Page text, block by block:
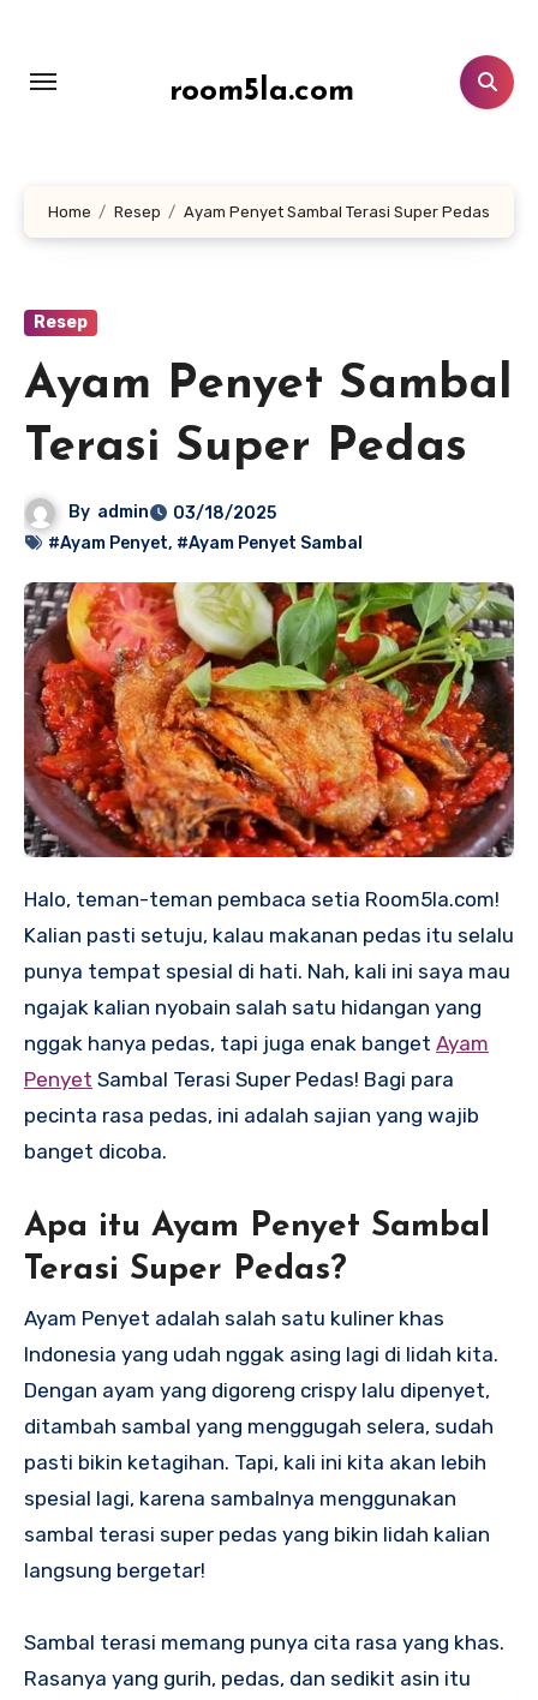
konten
room5la.com
Home Resep Ayam Penyet Sambal Terasi Super Pedas
Resep
Ayam Penyet Sambal
Terasi Super Pedas
By admin
03/18/2025
#Ayam Penyet, #Ayam Penyet Sambal
Halo, teman-teman pembaca setia Room5la.com!
Kalian pasti setuju, kalau makanan pedas itu selalu
punya tempat spesial di hati. Nah, kali ini saya mau
ngajak kalian nyobain salah satu hidangan yang
nggak hanya pedas, tapi juga enak banget Ayam
Penyet Sambal Terasi Super Pedas! Bagi para
pecinta rasa pedas, ini adalah sajian yang wajib
banget dicoba.
Apa itu Ayam Penyet Sambal
Terasi Super Pedas?
Ayam Penyet adalah salah satu kuliner khas
Indonesia yang udah nggak asing lagi di lidah kita.
Dengan ayam yang digoreng crispy lalu dipenyet,
ditambah sambal yang menggugah selera, sudah
pasti bikin ketagihan. Tapi, kali ini kita akan lebih
spesial lagi, karena sambalnya menggunakan
sambal terasi super pedas yang bikin lidah kalian
langsung bergetar!
Sambal terasi memang punya cita rasa yang khas.
Rasanya yang gurih, pedas, dan sedikit asin itu